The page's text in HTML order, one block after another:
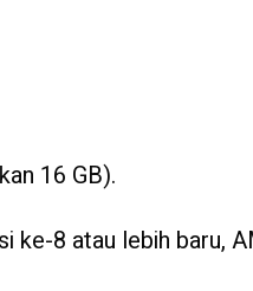
16 GB).
ke-8 atau lebih baru,